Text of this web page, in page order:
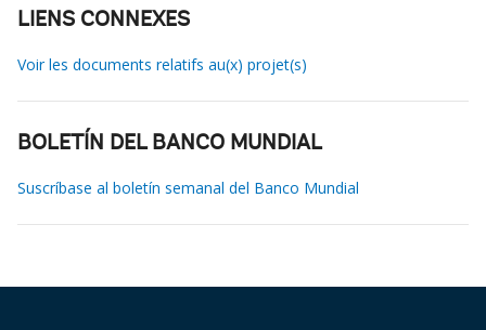
LIENS CONNEXES
Voir les documents relatifs au(x) projet(s)
BOLETÍN DEL BANCO MUNDIAL
Suscríbase al boletín semanal del Banco Mundial